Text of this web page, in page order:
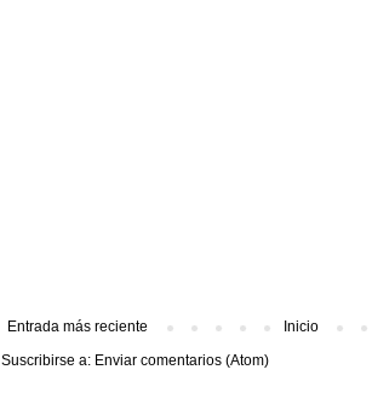
Entrada más reciente
Inicio
Suscribirse a: Enviar comentarios (Atom)